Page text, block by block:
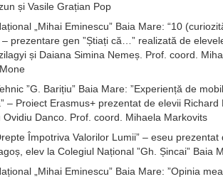
și Vasile Grațian Pop
„Mihai Eminescu” Baia Mare: “10
– prezentare gen ”Știați că…” realizată de
și Daiana Simina Nemeș. Prof. coord.
”G. Barițiu” Baia Mare: ”Experiență de
– Proiect Erasmus+ prezentat de elevii Richard
Ovidiu Danco. Prof. coord. Mihaela Markovits
Împotriva Valorilor Lumii” – eseu prezentat
elev la Colegiul Național ”Gh. Șincai” Baia
„Mihai Eminescu” Baia Mare: ”Opinia